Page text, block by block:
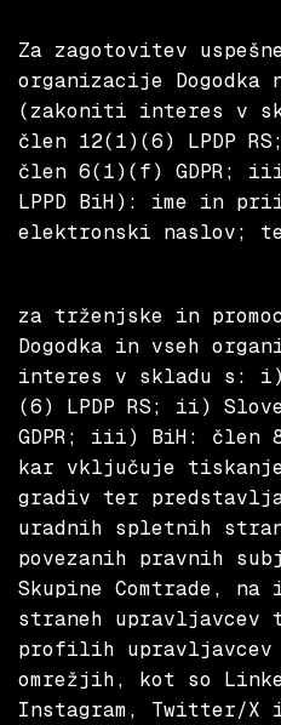
Za zagotovitev
organizacije Dogodka
(zakoniti interes v
člen 12(1)(6) LPDP
člen 6(1)(f) GDPR;
LPPD BiH): ime in
elektronski naslov;
za trženjske in
Dogodka in vseh
interes v skladu s:
(6) LPDP RS; ii)
GDPR; iii) BiH: člen
kar vključuje
gradiv ter
uradnih spletnih
povezanih pravnih
Skupine Comtrade,
straneh upravljavcev
profilih upravljavcev
omrežjih, kot so
Instagram, Twitter/X